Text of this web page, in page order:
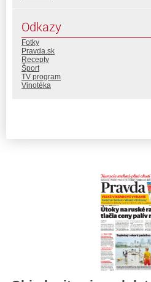
Odkazy
Fotky
Pravda.sk
Recepty
Šport
TV program
Vinotéka